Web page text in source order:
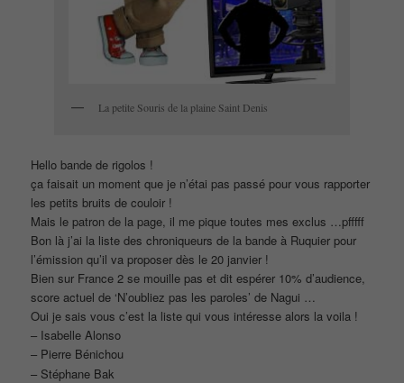
La petite Souris de la plaine Saint Denis
Hello bande de rigolos !
ça faisait un moment que je n’étai pas passé pour vous rapporter
les petits bruits de couloir !
Mais le patron de la page, il me pique toutes mes exclus …pfffff
Bon là j’ai la liste des chroniqueurs de la bande à Ruquier pour
l’émission qu’il va proposer dès le 20 janvier !
Bien sur France 2 se mouille pas et dit espérer 10% d’audience,
score actuel de ‘N’oubliez pas les paroles’ de Nagui …
Oui je sais vous c’est la liste qui vous intéresse alors la voila !
– Isabelle Alonso
– Pierre Bénichou
– Stéphane Bak